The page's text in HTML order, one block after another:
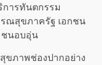
การทันตกรรม
ณสุขภาครัฐ เอกชน
ชนอบอุ่น
ขภาพช่องปากอย่าง